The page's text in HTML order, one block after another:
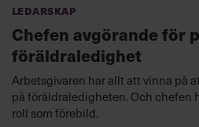
Ledarskap
Chefen avgörande för
föräldraledighet
Arbetsgivaren har allt att vinna på
på föräldraledigheten. Och chefen
roll som förebild.